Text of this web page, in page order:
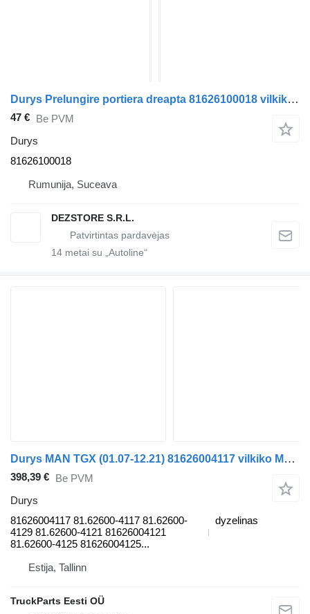
Durys Prelungire portiera dreapta 81626100018 vilkiko MAN TGX
47 € Be PVM
Durys
81626100018
Rumunija, Suceava
DEZSTORE S.R.L.
14 metai su „Autoline“
Durys MAN TGX (01.07-12.21) 81626004117 vilkiko MAN tgl 2006
398,39 € Be PVM
Durys
81626004117 81.62600-4117 81.62600-
4129 81.62600-4121 81626004121
81.62600-4125 81626004125...
dyzelinas
Estija, Tallinn
TruckParts Eesti OÜ